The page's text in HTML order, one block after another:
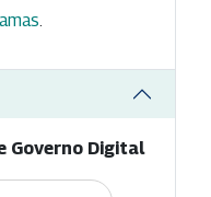
.
Governo Digital